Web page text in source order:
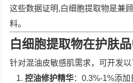
这些数据证明,白细胞提取物是兼
料。
白细胞提取物在护肤
针对混油皮敏感肌需求，可开发以
控油修护精华：0.3%-1%添